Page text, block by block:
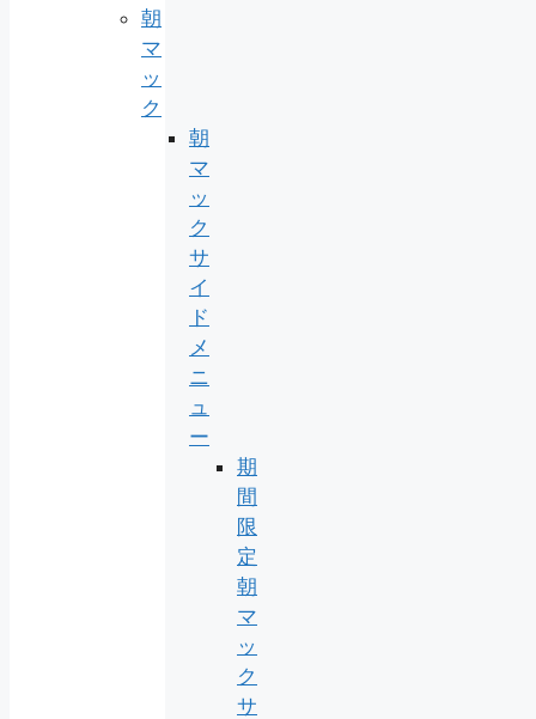
朝
マ
ッ
ク
朝
マ
ッ
ク
サ
イ
ド
メ
ニ
ュ
ー
期
間
限
定
朝
マ
ッ
ク
サ